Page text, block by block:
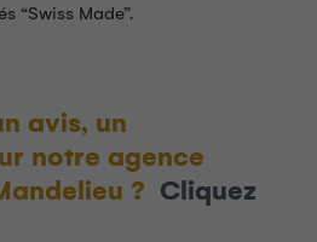
“Swiss Made”.
avis, un
notre agence
? Cliquez